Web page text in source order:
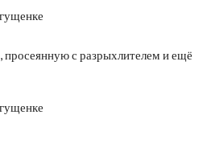
просеянную с разрыхлителем и ещё